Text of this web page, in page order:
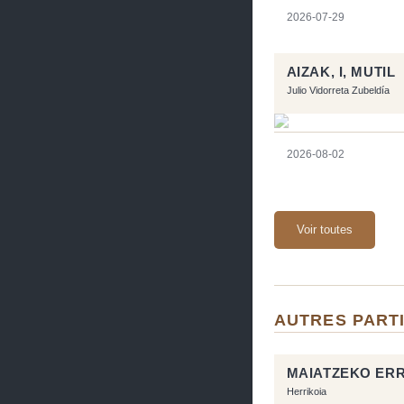
2026-07-29
AIZAK, I, MUTIL
Julio Vidorreta Zubeldía
2026-08-02
Voir toutes
AUTRES
MAIATZEKO
Herrikoia